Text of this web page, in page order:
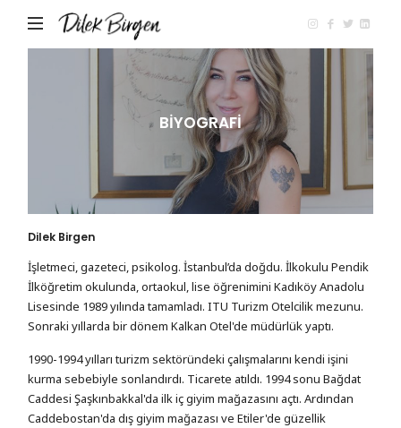
Birgen
BİYOGRAFİ
Dilek Birgen
İşletmeci, gazeteci, psikolog. İstanbul’da doğdu. İlkokulu Pendik
İlköğretim okulunda, ortaokul, lise öğrenimini Kadıköy Anadolu
Lisesinde 1989 yılında tamamladı. ITU Turizm Otelcilik mezunu.
Sonraki yıllarda bir dönem Kalkan Otel'de müdürlük yaptı.
1990-1994 yılları turizm sektöründeki çalışmalarını kendi işini
kurma sebebiyle sonlandırdı. Ticarete atıldı. 1994 sonu Bağdat
Caddesi Şaşkınbakkal'da ilk iç giyim mağazasını açtı. Ardından
Caddebostan'da dış giyim mağazası ve Etiler'de güzellik